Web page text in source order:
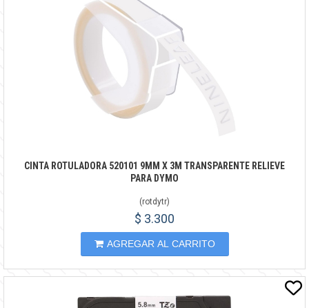
CINTA ROTULADORA 520101 9MM X 3M TRANSPARENTE RELIEVE
PARA DYMO
(rotdytr)
$ 3.300
AGREGAR AL CARRITO